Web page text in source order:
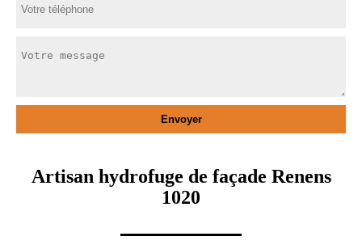
Artisan hydrofuge de façade Renens
1020